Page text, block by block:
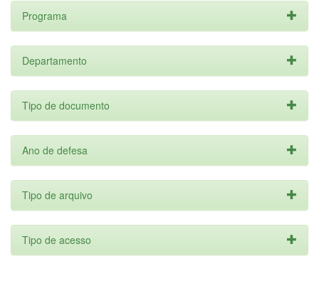
Programa
Departamento
Tipo de documento
Ano de defesa
Tipo de arquivo
Tipo de acesso